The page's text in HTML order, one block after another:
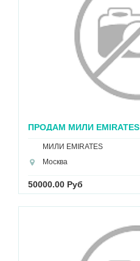
ПРОДАМ МИЛИ EMIRATES
МИЛИ EMIRATES
Москва
50000.00 Руб